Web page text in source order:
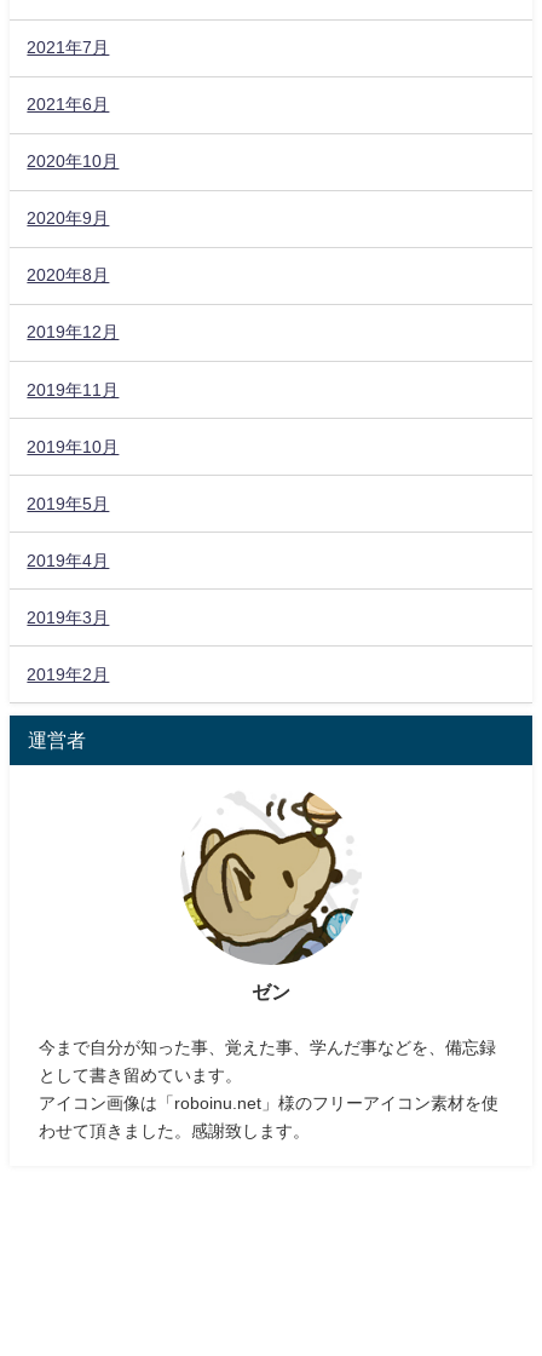
2021年7月
2021年6月
2020年10月
2020年9月
2020年8月
2019年12月
2019年11月
2019年10月
2019年5月
2019年4月
2019年3月
2019年2月
運営者
ゼン
今まで自分が知った事、覚えた事、学んだ事などを、備忘録
として書き留めています。
アイコン画像は「roboinu.net」様のフリーアイコン素材を使
わせて頂きました。感謝致します。